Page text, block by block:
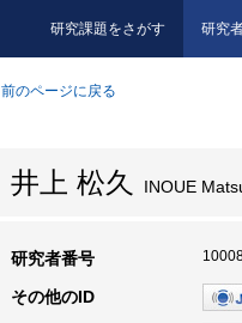
研究課題をさがす 研究
前のページに戻る
井上 松久 INOUE
研究者番号
その他のID